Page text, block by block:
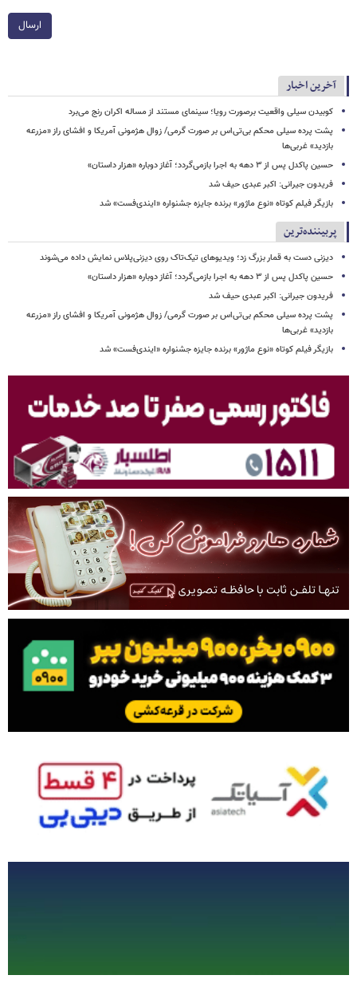
ارسال
آخرین اخبار
کوبیدن سیلی واقعیت برصورت رویا؛ سینمای مستند از مساله اکران رنج می‌برد
پشت پرده سیلی محکم بی‌تی‌اس بر صورت گرمی/ زوال هژمونی آمریکا و افشای راز «مزرعه
بازدید» غربی‌ها
حسین پاکدل پس از ۳ دهه به اجرا بازمی‌گردد؛ آغاز دوباره «هزار داستان»
فریدون جیرانی: اکبر عبدی حیف شد
بازیگر فیلم کوتاه «نوع ماژور» برنده جایزه جشنواره «ایندی‌فست» شد
پربیننده‌ترین
دیزنی دست به قمار بزرگ زد؛ ویدیوهای تیک‌تاک روی دیزنی‌پلاس نمایش داده می‌شوند
حسین پاکدل پس از ۳ دهه به اجرا بازمی‌گردد؛ آغاز دوباره «هزار داستان»
فریدون جیرانی: اکبر عبدی حیف شد
پشت پرده سیلی محکم بی‌تی‌اس بر صورت گرمی/ زوال هژمونی آمریکا و افشای راز «مزرعه
بازدید» غربی‌ها
بازیگر فیلم کوتاه «نوع ماژور» برنده جایزه جشنواره «ایندی‌فست» شد